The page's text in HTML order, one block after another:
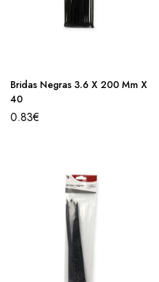
Bridas Negras 3.6 X 200 Mm X
40
0.83€